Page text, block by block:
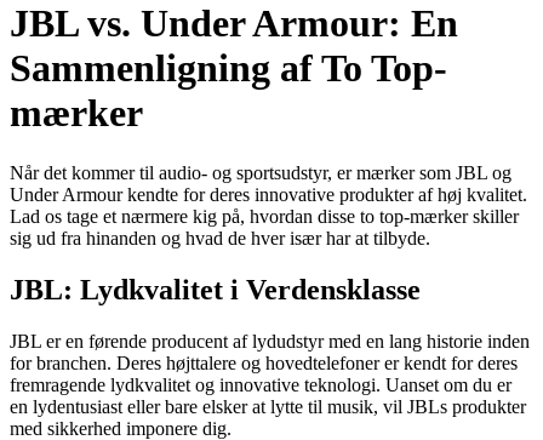
JBL vs. Under Armour: En
Sammenligning af To Top-
mærker
Når det kommer til audio- og sportsudstyr, er mærker som JBL og
Under Armour kendte for deres innovative produkter af høj kvalitet.
Lad os tage et nærmere kig på, hvordan disse to top-mærker skiller
sig ud fra hinanden og hvad de hver især har at tilbyde.
JBL: Lydkvalitet i Verdensklasse
JBL er en førende producent af lydudstyr med en lang historie inden
for branchen. Deres højttalere og hovedtelefoner er kendt for deres
fremragende lydkvalitet og innovative teknologi. Uanset om du er
en lydentusiast eller bare elsker at lytte til musik, vil JBLs produkter
med sikkerhed imponere dig.